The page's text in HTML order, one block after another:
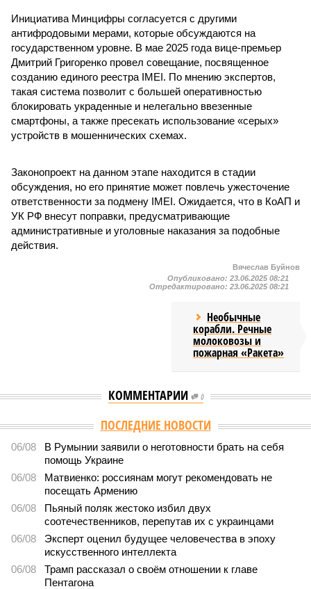
Инициатива Минцифры согласуется с другими
антифродовыми мерами, которые обсуждаются на
государственном уровне. В мае 2025 года вице-премьер
Дмитрий Григоренко провел совещание, посвященное
созданию единого реестра IMEI. По мнению экспертов,
такая система позволит с большей оперативностью
блокировать украденные и нелегально ввезенные
смартфоны, а также пресекать использование «серых»
устройств в мошеннических схемах.
Законопроект на данном этапе находится в стадии
обсуждения, но его принятие может повлечь ужесточение
ответственности за подмену IMEI. Ожидается, что в КоАП и
УК РФ внесут поправки, предусматривающие
административные и уголовные наказания за подобные
действия.
Вячеслав Буйнов
Опубликовано: 23.06.2025 08:21
Отредактировано: 23.06.2025 08:21
Необычные
корабли. Речные
молоковозы и
пожарная «Ракета»
КОММЕНТАРИИ 0
Версия //Общество //
Земля уже не раз показывала человечеству свой
крутой нрав – когда покажет снова?
Земля уже не раз показывала человечеству свой крутой
нрав – когда покажет снова?
Последние времена
покажет снова? (фото: АР-ТАСС)